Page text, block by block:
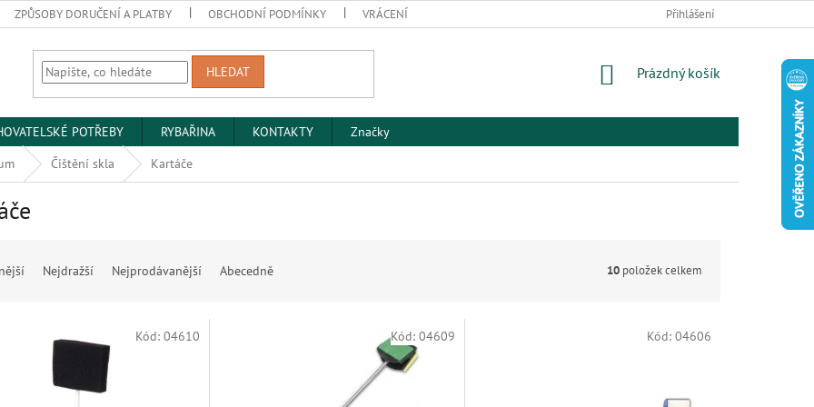
ZPŮSOBY DORUČENÍ A PLATBY OBCHODNÍ PODMÍNKY VRÁCENÍ ZBOŽÍ A REKLAMACE PODMÍNKY OCHRANY OSOBNÍCH ÚDAJŮ
Přihlášení
HLEDAT
NÁKUPNÍ
Prázdný košík
POTŘEBY RYBAŘINA KONTAKTY
Značky
Čištění skla Kartáče
Nejdražší Nejprodávanější Abecedně 10 položek celkem
Kód: 04610 Kód: 04609 Kód: 04606